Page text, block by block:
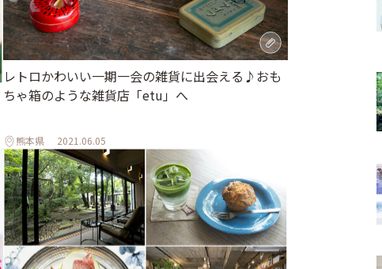
レトロかわいい一期一会の雑貨に出会える♪おも
ちゃ箱のような雑貨店「etu」へ
熊本県 2021.06.05